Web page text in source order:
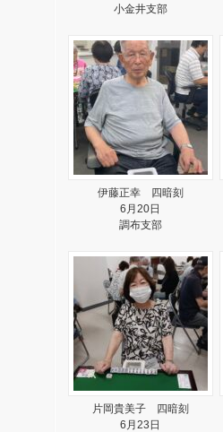
小金井支部
伊藤正幸 四暗刻
6月20日
調布支部
片岡貴美子 四暗刻
6月23日